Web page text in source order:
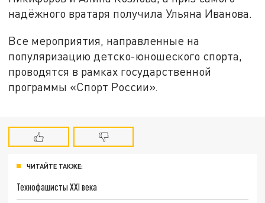
надёжного вратаря получила Ульяна Иванова.
Все мероприятия, направленные на
популяризацию детско-юношеского спорта,
проводятся в рамках государственной
программы «Спорт России».
ЧИТАЙТЕ ТАКЖЕ:
Технофашисты XXI века